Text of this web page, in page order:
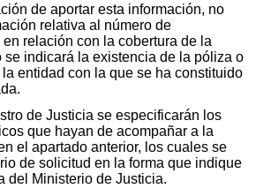
de aportar esta información, no
relativa al número de
relación con la cobertura de la
se indicará la existencia de la póliza o
entidad con la que se ha constituido
de Justicia se especificarán los
que hayan de acompañar a la
el apartado anterior, los cuales se
de solicitud en la forma que indique
del Ministerio de Justicia.